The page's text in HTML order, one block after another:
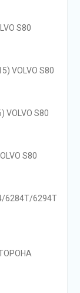
S80
VOLVO S80
S80
S80
6294T